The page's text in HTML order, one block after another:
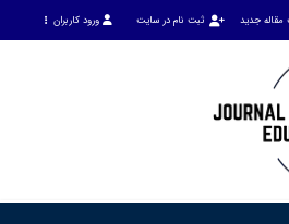
مقاله جدید ثبت نام در سایت ورود کاربران